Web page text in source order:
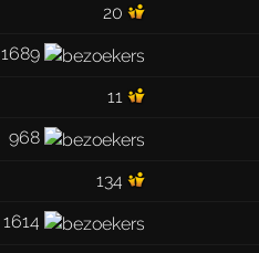
20
1689
11
968
134
1614